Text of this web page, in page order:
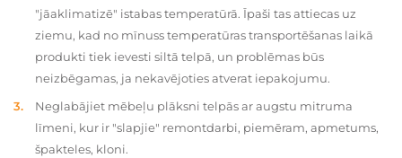
"jāaklimatizē" istabas temperatūrā. Īpaši tas attiecas uz
ziemu, kad no mīnuss temperatūras transportēšanas laikā
produkti tiek ievesti siltā telpā, un problēmas būs
neizbēgamas, ja nekavējoties atverat iepakojumu.
Neglabājiet mēbeļu plāksni telpās ar augstu mitruma
līmeni, kur ir "slapjie" remontdarbi, piemēram, apmetums,
špakteles, kloni.